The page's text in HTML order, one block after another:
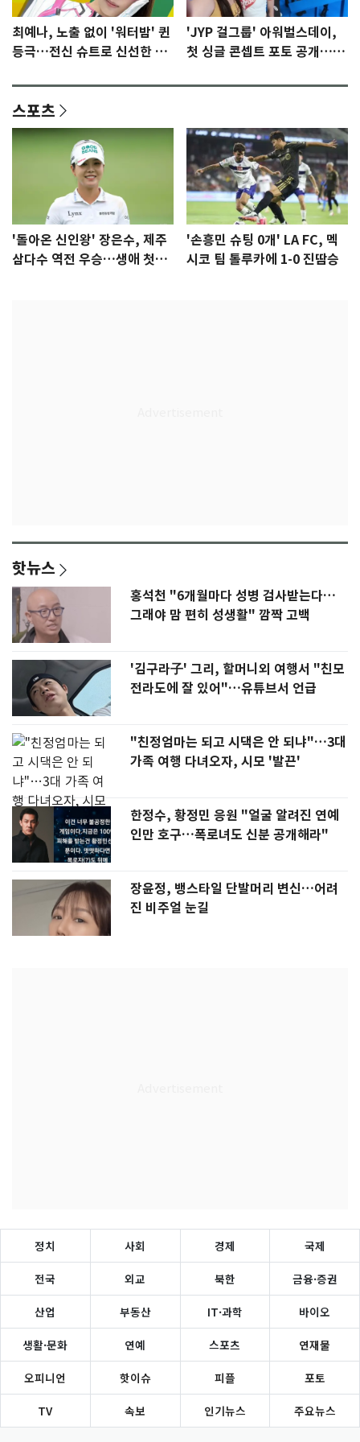
최예나, 노출 없이 '워터밤' 퀸
등극…전신 슈트로 신선한 충
'JYP 걸그룹' 아워벌스데이,
첫 싱글 콘셉트 포토 공개…청
스포츠
'돌아온 신인왕' 장은수, 제주
삼다수 역전 우승…생애 첫승
'손흥민 슈팅 0개' LA FC, 멕
시코 팀 톨루카에 1-0 진땀승
핫뉴스
홍석천 "6개월마다 성병 검사받는다…
그래야 맘 편히 성생활" 깜짝 고백
'김구라子' 그리, 할머니외 여행서 "친모
전라도에 잘 있어"…유튜브서 언급
"친정엄마는 되고 시댁은 안 되냐"…3대
가족 여행 다녀오자, 시모 '발끈'
한정수, 황정민 응원 "얼굴 알려진 연예
인만 호구…폭로녀도 신분 공개해라"
장윤정, 뱅스타일 단발머리 변신…어려
진 비주얼 눈길
정치 사회 경제 국제
전국 외교 북한 금융·증권
산업 부동산 IT·과학 바이오
생활·문화 연예 스포츠 연재물
오피니언 핫이슈 피플 포토
TV 속보 인기뉴스 주요뉴스